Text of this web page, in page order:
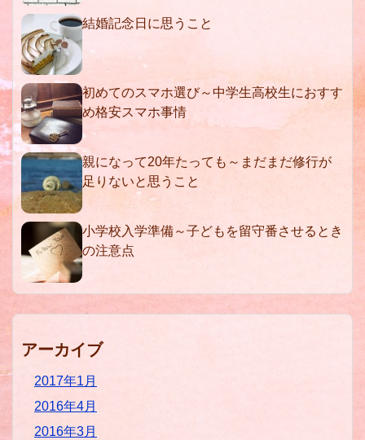
結婚記念日に思うこと
初めてのスマホ選び～中学生高校生におすす
め格安スマホ事情
親になって20年たっても～まだまだ修行が
足りないと思うこと
小学校入学準備～子どもを留守番させるとき
の注意点
アーカイブ
2017年1月
2016年4月
2016年3月